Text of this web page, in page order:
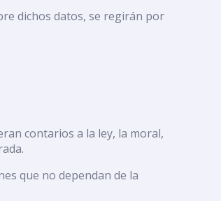
dichos datos, se regirán por
contarios a la ley, la moral,
que no dependan de la